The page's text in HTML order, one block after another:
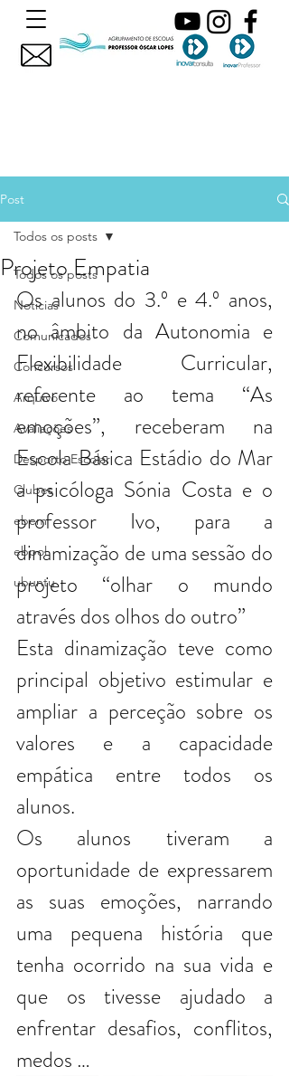
Post
Todos os posts
Noticias
Comunicados
Concursos
Arquivo
Avaliações
Desporto Escolar
Clubes
ebem
ebpol
ubuntu
Todos os posts
Projeto Empatia
Os alunos do 3.º e 4.º anos,
no âmbito da Autonomia e
Flexibilidade Curricular,
referente ao tema “As
emoções”, receberam na
Escola Básica Estádio do Mar
a psicóloga Sónia Costa e o
professor Ivo, para a
dinamização de uma sessão do
projeto “olhar o mundo
através dos olhos do outro”
Esta dinamização teve como
principal objetivo estimular e
ampliar a perceção sobre os
valores e a capacidade
empática entre todos os
alunos.
Os alunos tiveram a
oportunidade de expressarem
as suas emoções, narrando
uma pequena história que
tenha ocorrido na sua vida e
que os tivesse ajudado a
enfrentar desafios, conflitos,
medos …